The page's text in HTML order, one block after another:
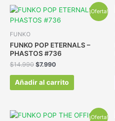
¡Oferta!
FUNKO
FUNKO POP ETERNALS –
PHASTOS #736
$14.990 $7.990
Añadir al carrito
¡Oferta!